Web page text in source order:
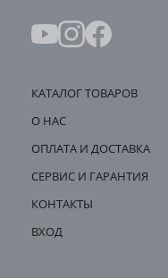
КАТАЛОГ ТОВАРОВ
О НАС
ОПЛАТА И ДОСТАВКА
СЕРВИС И ГАРАНТИЯ
КОНТАКТЫ
ВХОД